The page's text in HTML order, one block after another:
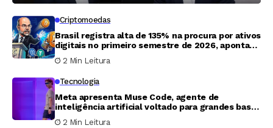
Criptomoedas
Brasil registra alta de 135% na procura por ativos
digitais no primeiro semestre de 2026, aponta
Banco Central
2 Min Leitura
Tecnologia
Meta apresenta Muse Code, agente de
inteligência artificial voltado para grandes bases
de código
2 Min Leitura